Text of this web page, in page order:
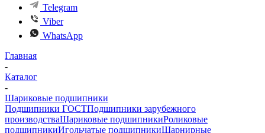
Telegram
Viber
WhatsApp
Главная
-
Каталог
-
Шариковые подшипники
Подшипники ГОСТПодшипники зарубежного
производстваШариковые подшипникиРоликовые
подшипникиИгольчатые подшипникиШарнирные